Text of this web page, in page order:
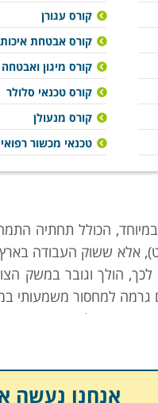
קורס עגורן
קורס אבטחת איכות
קורס מיגון ואבטחה
קורס טכנאי סלולר
קורס מנעולן
טכנאי מכשור רפואי
הכולל תחתיה
אלא ששוק העבודה
הולך וגובר במשק
למחסור משמעותי
מנסה לסייע באיזון
קניינים, עיתונאים,
אנחנו נעשה